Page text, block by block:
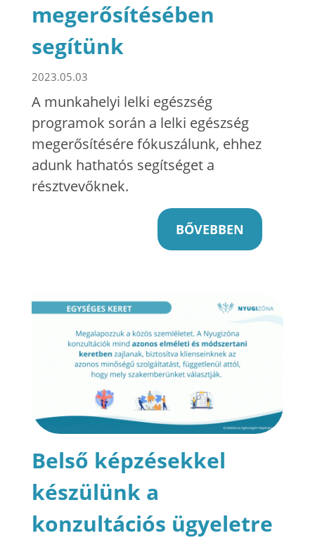
megerősítésében
segítünk
2023.05.03
A munkahelyi lelki egészség
programok során a lelki egészség
megerősítésére fókuszálunk, ehhez
adunk hathatós segítséget a
résztvevőknek.
BŐVEBBEN
Belső képzésekkel
készülünk a
konzultációs ügyeletre